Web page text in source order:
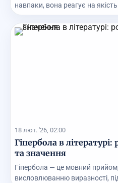
навпаки, вона реагує на
18 лют. '26, 02:00
Гіпербола в
та значення
Гіпербола — це мовний
висловлюванню виразності,